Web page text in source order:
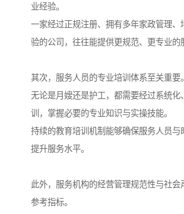
业经验。
一家经过正规注册、拥有多年家政管理、
验的公司，往往能提供更规范、更专业的
其次，服务人员的专业培训体系至关重要。
无论是月嫂还是护工，都需要经过系统化
训，掌握必要的专业知识与实操技能。
持续的教育培训机制能够确保服务人员与
提升服务水平。
此外，服务机构的经营管理规范性与社会
参考指标。